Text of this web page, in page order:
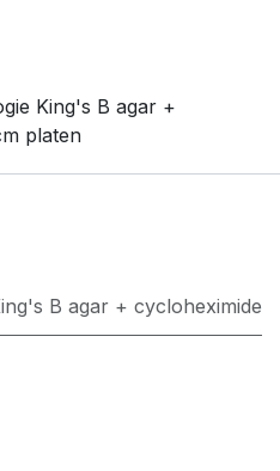
King's B agar +
platen
B agar + cycloheximide